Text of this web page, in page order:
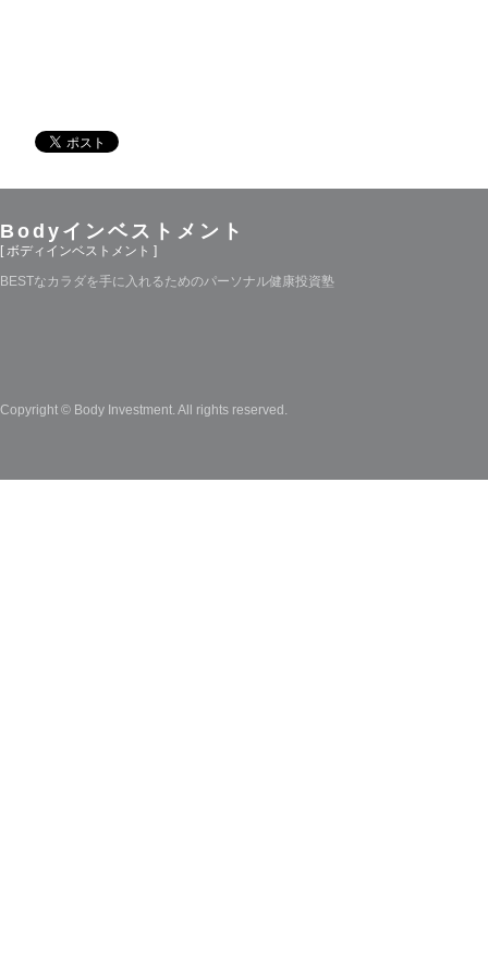
Bodyインベストメント
[ ボディインベストメント ]
BESTなカラダを手に入れるためのパーソナル健康投資塾
Copyright © Body Investment. All rights reserved.